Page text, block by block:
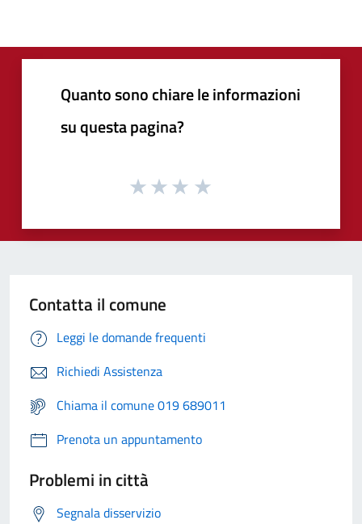
Quanto sono chiare le informazioni
su questa pagina?
Contatta il comune
Leggi le domande frequenti
Richiedi Assistenza
Chiama il comune 019 689011
Prenota un appuntamento
Problemi in città
Segnala disservizio